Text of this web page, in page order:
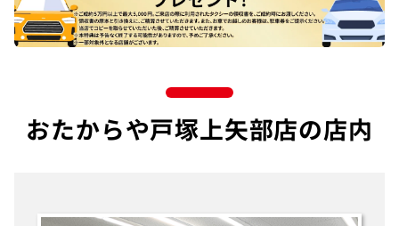
おたからや戸塚上矢部店の店内